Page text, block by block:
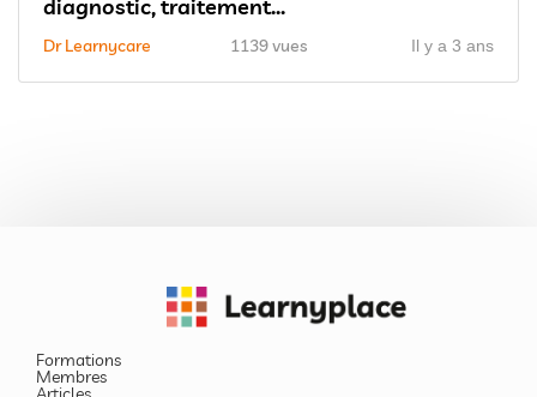
diagnostic, traitement...
Dr Learnycare 1139 vues Il y a 3 ans
Formations
Membres